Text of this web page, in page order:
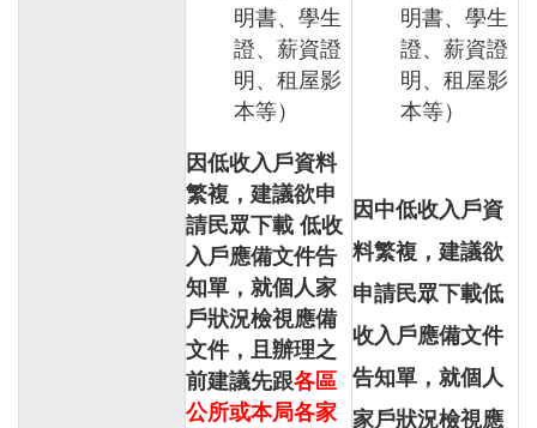
明書、學生
證、薪資證
明、租屋影
本等）
因低收入戶資料
繁複，建議欲申
請民眾下載 低收
入戶應備文件告
知單，就個人家
戶狀況檢視應備
文件，且辦理之
前建議先跟各區
公所或本局各家
明書、學生
證、薪資證
明、租屋影
本等）
因中低收入戶資
料繁複，建議欲
申請民眾下載低
收入戶應備文件
告知單，就個人
家戶狀況檢視應